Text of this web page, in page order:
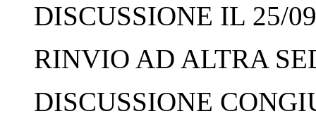
DISCUSSIONE IL 25/
RINVIO AD ALTRA
DISCUSSIONE